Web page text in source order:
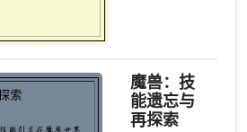
魔兽：技
能遗忘与
再探索